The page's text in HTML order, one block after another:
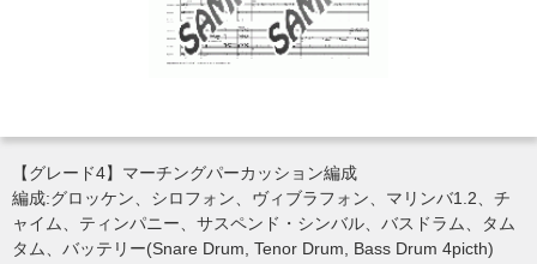
【グレード4】マーチングパーカッション編成
編成:グロッケン、シロフォン、ヴィブラフォン、マリンバ1.2、チ
ャイム、ティンパニー、サスペンド・シンバル、バスドラム、タム
タム、バッテリー(Snare Drum, Tenor Drum, Bass Drum 4picth)